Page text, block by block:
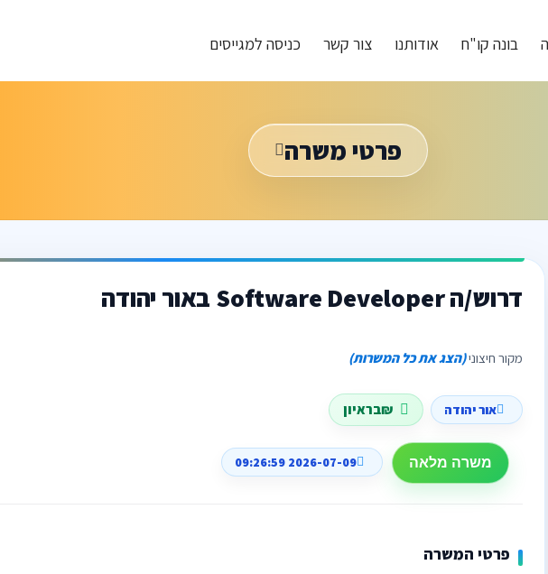
בונה קו"ח אודותנו צור קשר כניסה למגייסים
פרטי משרה
דרוש/ה Software Developer באור יהודה
מקור חיצוני(הצג את כל המשרות)
אור יהודה ₪בראיון
משרה מלאה 2026-07-09 09:26:59
פרטי המשרה